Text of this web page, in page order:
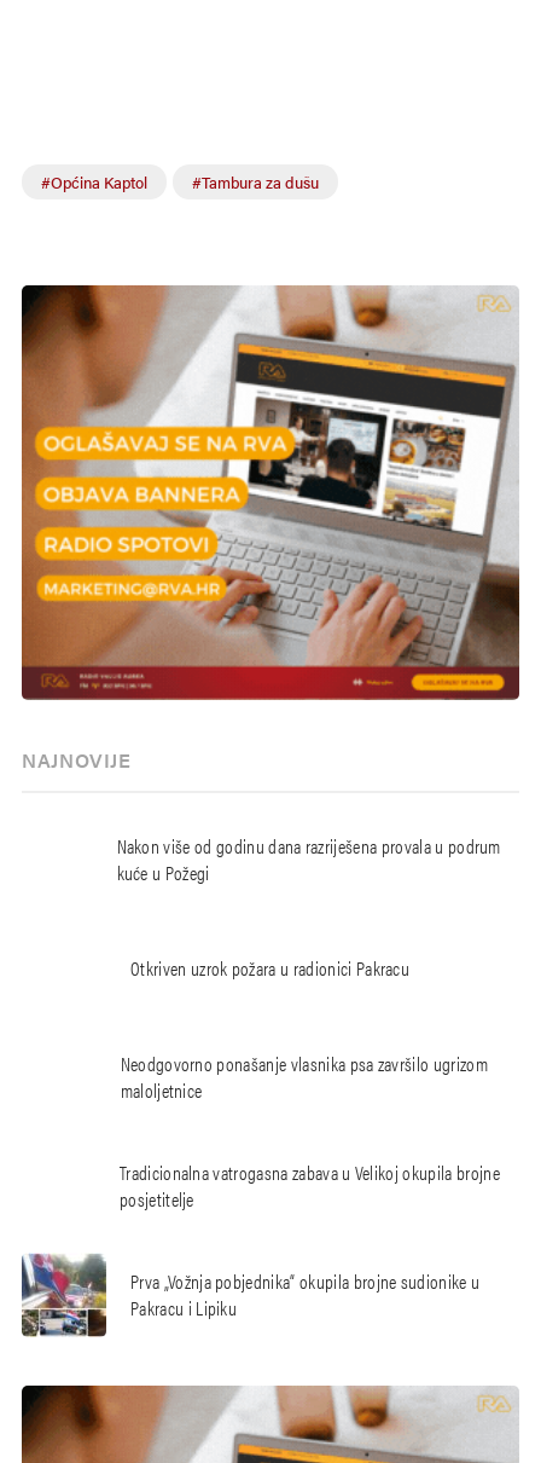
#Općina Kaptol #Tambura za dušu
NAJNOVIJE
Nakon više od godinu dana razriješena provala u podrum
kuće u Požegi
Otkriven uzrok požara u radionici Pakracu
Neodgovorno ponašanje vlasnika psa završilo ugrizom
maloljetnice
Tradicionalna vatrogasna zabava u Velikoj okupila brojne
posjetitelje
Prva „Vožnja pobjednika“ okupila brojne sudionike u
Pakracu i Lipiku